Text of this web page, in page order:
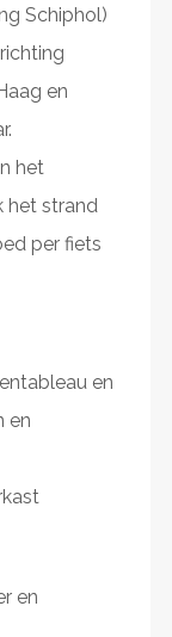
Schiphol)
en
het
het strand
per fiets
en
en
en